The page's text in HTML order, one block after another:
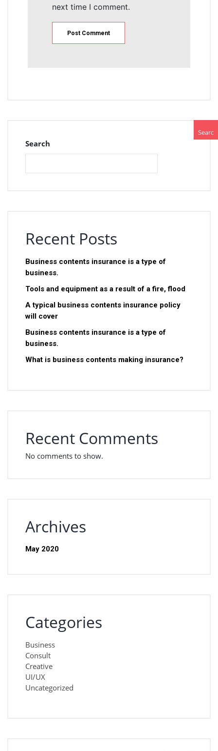
next time I comment.
Search
Searc
Recent Posts
Business contents insurance is a type of
business.
Tools and equipment as a result of a fire, flood
A typical business contents insurance policy
will cover
Business contents insurance is a type of
business.
What is business contents making insurance?
Recent Comments
No comments to show.
Archives
May 2020
Categories
Business
Consult
Creative
UI/UX
Uncategorized